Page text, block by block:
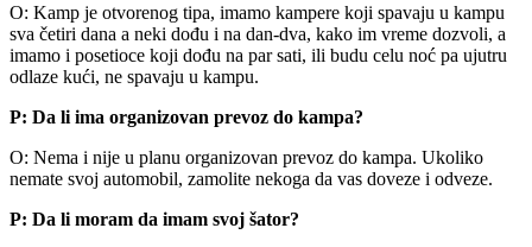
O: Kamp je otvorenog tipa, imamo kampere koji spavaju u kampu
sva četiri dana a neki dođu i na dan-dva, kako im vreme dozvoli, a
imamo i posetioce koji dođu na par sati, ili budu celu noć pa ujutru
odlaze kući, ne spavaju u kampu.
P: Da li ima organizovan prevoz do kampa?
O: Nema i nije u planu organizovan prevoz do kampa. Ukoliko
nemate svoj automobil, zamolite nekoga da vas doveze i odveze.
P: Da li moram da imam svoj šator?